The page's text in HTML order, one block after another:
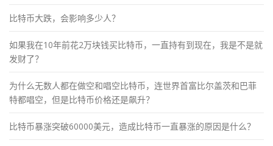
比特币大跌，会影响多少人？
如果我在10年前花2万块钱买比特币，一直持有到现在，我是不是就
发财了？
为什么无数人都在做空和唱空比特币，连世界首富比尔盖茨和巴菲
特都唱空，但是比特币价格还是飙升？
比特币暴涨突破60000美元，造成比特币一直暴涨的原因是什么？